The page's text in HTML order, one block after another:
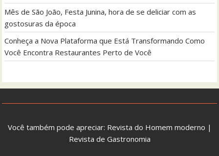
Mês de São João, Festa Junina, hora de se deliciar com as
gostosuras da época
Conheça a Nova Plataforma que Está Transformando Como
Você Encontra Restaurantes Perto de Você
Você também pode apreciar: Revista do Homem moderno |
Revista de Gastronomia